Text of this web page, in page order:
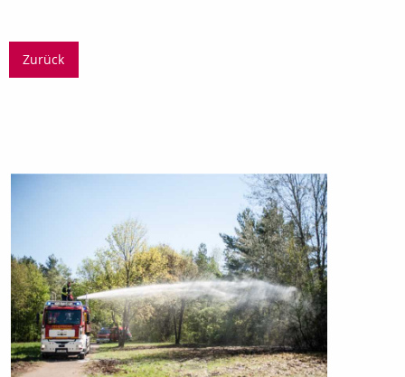
Zurück